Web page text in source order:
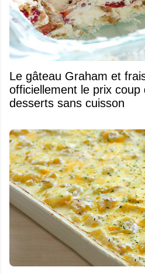
Le gâteau Graham et fraises se mérite
officiellement le prix coup
desserts sans cuisson